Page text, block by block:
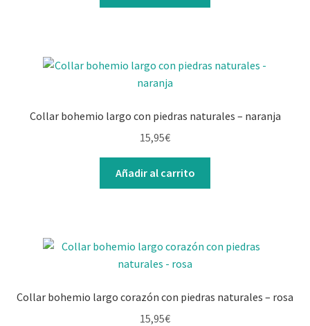
era:
es:
Collar bohemio largo con piedras naturales – naranja
15,95€
Añadir al carrito
Collar bohemio largo corazón con piedras naturales – rosa
15,95€